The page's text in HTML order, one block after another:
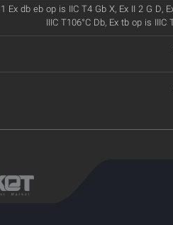
1 Ex db eb op is IIC T4 Gb X, Ex II 2 G D,
IIIC T106°C Db, Ex tb op is IIIC